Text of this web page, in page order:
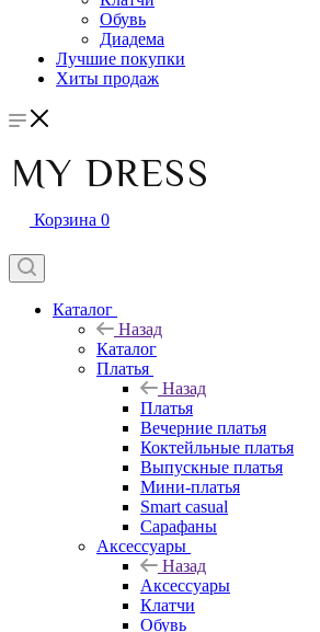
Обувь
Диадема
Лучшие покупки
Хиты продаж
Корзина 0
Каталог
Назад
Каталог
Платья
Назад
Платья
Вечерние платья
Коктейльные платья
Выпускные платья
Мини-платья
Smart casual
Сарафаны
Аксессуары
Назад
Аксессуары
Клатчи
Обувь